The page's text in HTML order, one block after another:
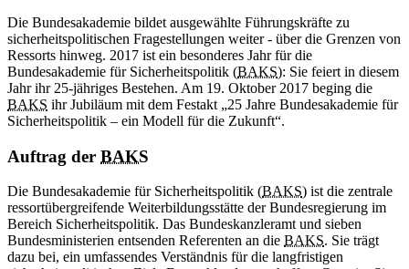
Die Bundesakademie bildet ausgewählte Führungskräfte zu
sicherheitspolitischen Fragestellungen weiter - über die Grenzen von
Ressorts hinweg. 2017 ist ein besonderes Jahr für die
Bundesakademie für Sicherheitspolitik (BAKS): Sie feiert in diesem
Jahr ihr 25-jähriges Bestehen. Am 19. Oktober 2017 beging die
BAKS ihr Jubiläum mit dem Festakt „25 Jahre Bundesakademie für
Sicherheitspolitik – ein Modell für die Zukunft“.
Auftrag der BAKS
Die Bundesakademie für Sicherheitspolitik (BAKS) ist die zentrale
ressortübergreifende Weiterbildungsstätte der Bundesregierung im
Bereich Sicherheitspolitik. Das Bundeskanzleramt und sieben
Bundesministerien entsenden Referenten an die BAKS. Sie trägt
dazu bei, ein umfassendes Verständnis für die langfristigen